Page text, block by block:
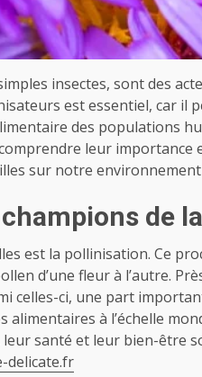
insectes, sont des
est essentiel, car il
des populations
leur importance
sur notre
de
est la pollinisation. Ce
d’une fleur à l’autre.
celles-ci, une part
alimentaires à l’échelle
leur santé et leur bien-être
delicate.fr